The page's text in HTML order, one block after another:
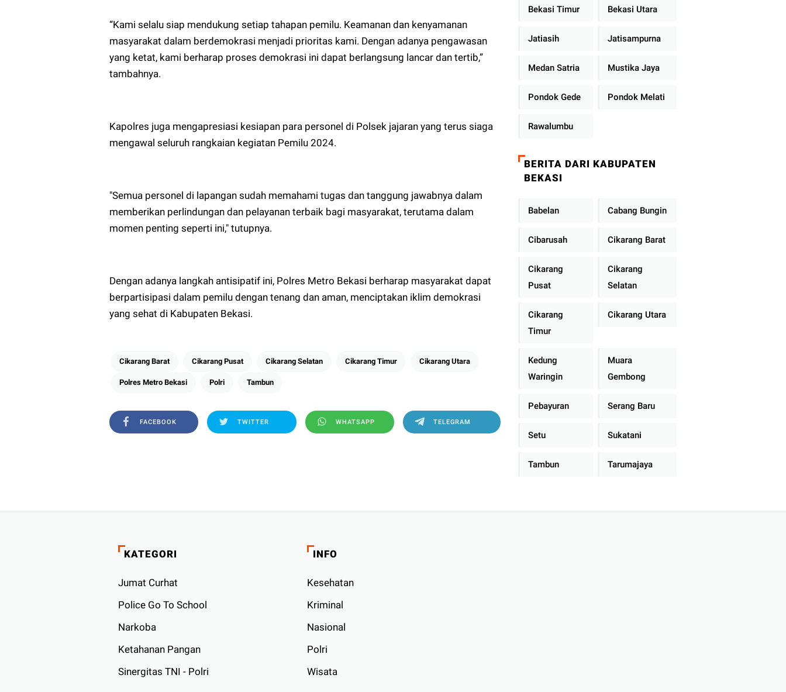
“Kami selalu siap mendukung setiap tahapan pemilu. Keamanan dan kenyamanan
masyarakat dalam berdemokrasi menjadi prioritas kami. Dengan adanya pengawasan
yang ketat, kami berharap proses demokrasi ini dapat berlangsung lancar dan tertib,”
tambahnya.
Kapolres juga mengapresiasi kesiapan para personel di Polsek jajaran yang terus siaga
mengawal seluruh rangkaian kegiatan Pemilu 2024.
"Semua personel di lapangan sudah memahami tugas dan tanggung jawabnya dalam
memberikan perlindungan dan pelayanan terbaik bagi masyarakat, terutama dalam
momen penting seperti ini," tutupnya.
Dengan adanya langkah antisipatif ini, Polres Metro Bekasi berharap masyarakat dapat
berpartisipasi dalam pemilu dengan tenang dan aman, menciptakan iklim demokrasi
yang sehat di Kabupaten Bekasi.
Cikarang Barat Cikarang Pusat Cikarang Selatan Cikarang Timur Cikarang Utara
Polres Metro Bekasi Polri Tambun
FACEBOOK TWITTER WHATSAPP TELEGRAM
Bekasi Timur Bekasi Utara
Jatiasih Jatisampurna
Medan Satria Mustika Jaya
Pondok Gede Pondok Melati
Rawalumbu
BERITA DARI KABUPATEN
BEKASI
Babelan Cabang Bungin
Cibarusah Cikarang Barat
Cikarang
Pusat
Cikarang
Selatan
Cikarang
Timur
Cikarang Utara
Kedung
Waringin
Muara
Gembong
Pebayuran Serang Baru
Setu Sukatani
Tambun Tarumajaya
KATEGORI
Jumat Curhat
Police Go To School
Narkoba
Ketahanan Pangan
Sinergitas TNI - Polri
INFO
Kesehatan
Kriminal
Nasional
Polri
Wisata